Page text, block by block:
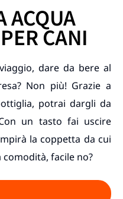
ACQUA
CANI
dare da bere al
Non più! Grazie a
potrai dargli da
un tasto fai uscire
la coppetta da cui
facile no?